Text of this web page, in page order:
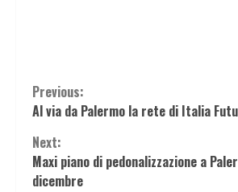
Continue
Reading
Previous:
Al via da Palermo la rete di Italia
Next:
Maxi piano di pedonalizzazione a
dicembre